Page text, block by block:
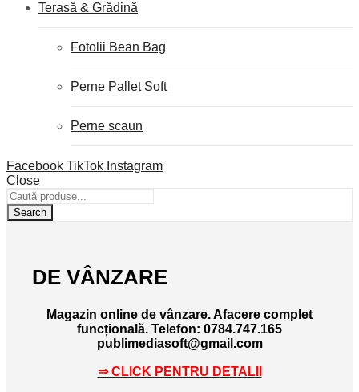
Terasă & Grădină
Fotolii Bean Bag
Perne Pallet Soft
Perne scaun
Facebook TikTok Instagram
Close
Search
DE VÂNZARE
Magazin online de vânzare. Afacere complet
funcțională. Telefon: 0784.747.165
publimediasoft@gmail.com
⇒ CLICK PENTRU DETALII